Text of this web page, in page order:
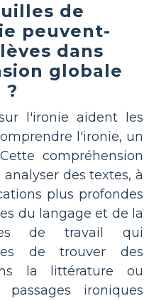
de
peuvent-
dans
globale
l'ironie aident les
l'ironie, un
compréhension
des textes, à
plus profondes
du langage et de la
de travail qui
de trouver des
la littérature ou
ironiques